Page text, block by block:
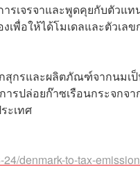
รเจรจาและพูดคุยกับตัวแ
พื่อให้ได้โมเดลและตัวเล
สุกรและผลิตภัณฑ์จากนมเ
รปล่อยก๊าซเรือนกระจกจ
ะเทศ
denmark-to-tax-